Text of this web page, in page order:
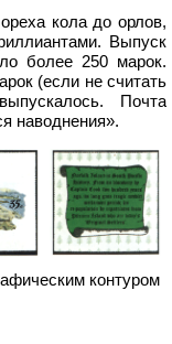
кола до орлов,
Выпуск
более 250 марок.
(если не считать
Почта
наводнения».
контуром